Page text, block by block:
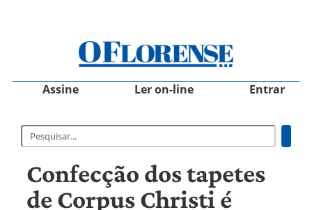
Assine Ler on-line Entrar
Confecção dos tapetes
de Corpus Christi é